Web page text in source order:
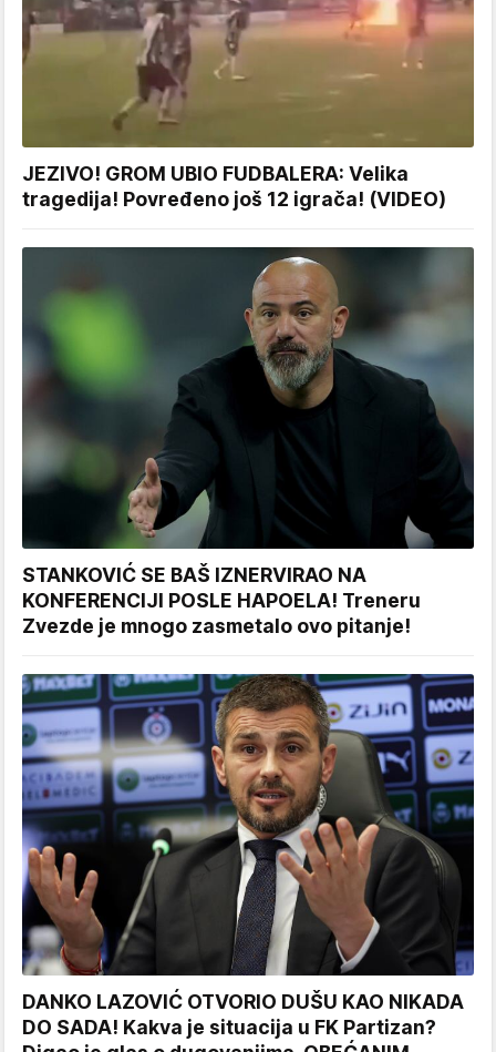
JEZIVO! GROM UBIO FUDBALERA: Velika
tragedija! Povređeno još 12 igrača! (VIDEO)
STANKOVIĆ SE BAŠ IZNERVIRAO NA
KONFERENCIJI POSLE HAPOELA! Treneru
Zvezde je mnogo zasmetalo ovo pitanje!
DANKO LAZOVIĆ OTVORIO DUŠU KAO NIKADA
DO SADA! Kakva je situacija u FK Partizan?